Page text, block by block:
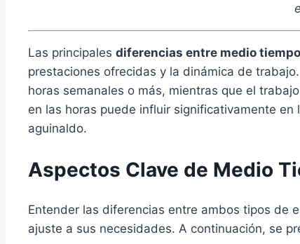
Las principales diferencias entre medio
prestaciones ofrecidas y la dinámica de
horas semanales o más, mientras que el
en las horas puede influir significativamente
aguinaldo.
Aspectos Clave de Medio
Entender las diferencias entre ambos tipos de
ajuste a sus necesidades. A continuación, se